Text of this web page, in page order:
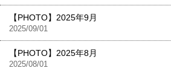
【PHOTO】2025年9月
2025/09/01
【PHOTO】2025年8月
2025/08/01